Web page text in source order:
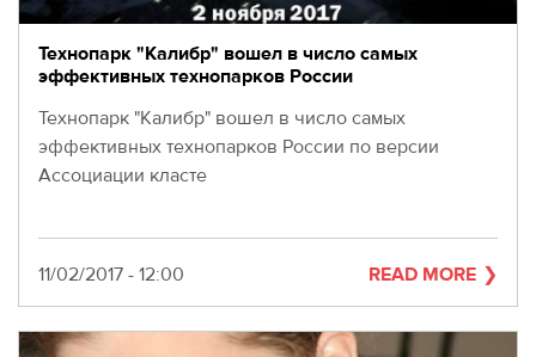
Business
hours
9:00
18:00
Mon-
9:00
17:00
Технопарк "Калибр" вошел в число самых
эффективных технопарков России
Технопарк "Калибр" вошел в число самых
эффективных технопарков России по версии
Ассоциации класте
Date
11/02/2017 - 12:00 READ MORE